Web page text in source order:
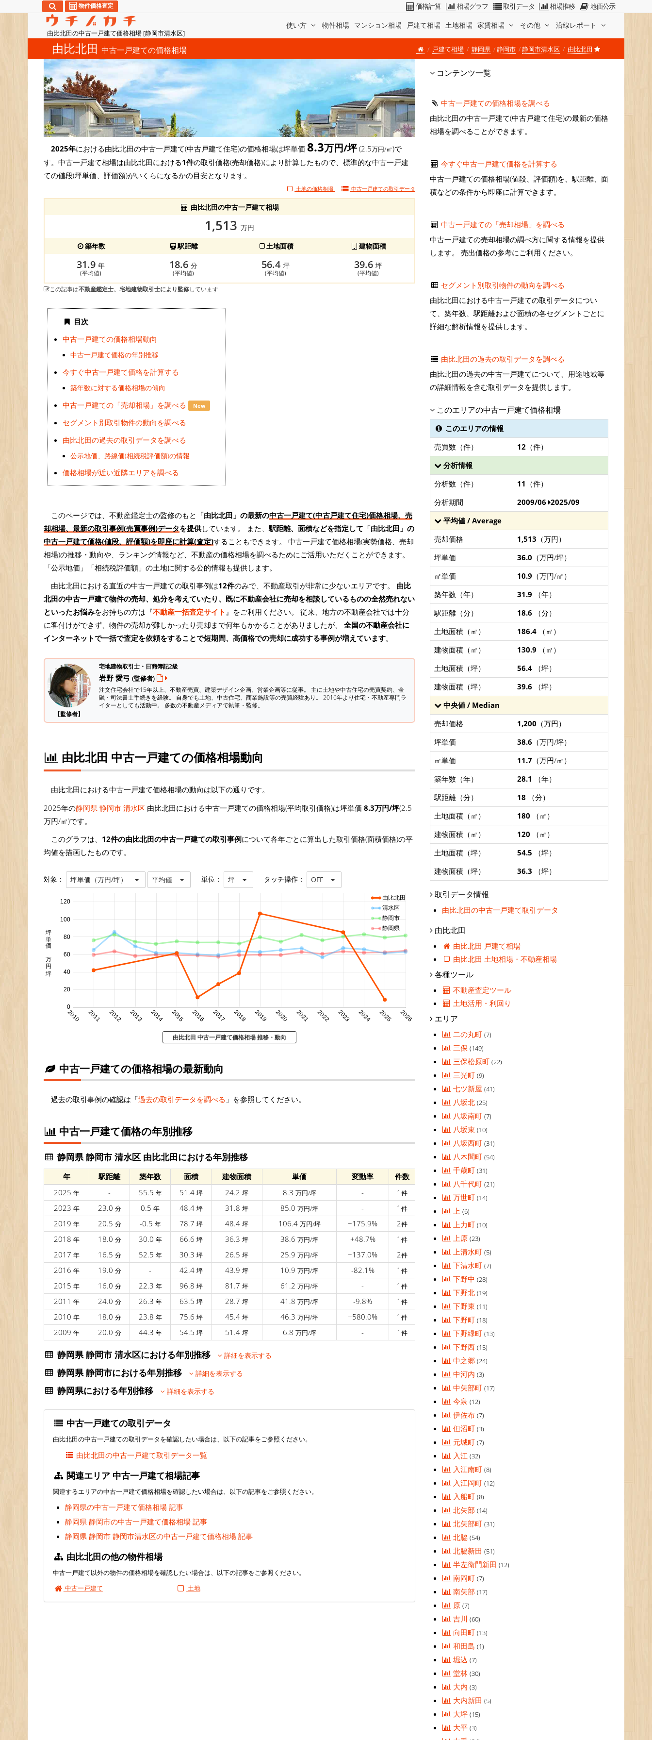
由比北田の中古一戸建て価格相場 [静岡市清水区]
使い方 物件相場 マンション相場 戸建て相場 土地相場 家賃相場 その他 沿線レポート
物件価格査定 価格計算 相場グラフ 取引データ 相場推移 地価公示
由比北田 中古一戸建ての価格相場 戸建て相場 静岡県 静岡市 静岡市清水区 由比北田
2025年における由比北田の中古一戸建て(中古戸建て住宅)の価格相場は坪単価 8.3万円/坪(2.5万円/㎡)で
す。中古一戸建て相場は由比北田における1件の取引価格(売却価格)により計算したもので、標準的な中古一戸建
ての値段(坪単価、評価額)がいくらになるかの目安となります。
土地の価格相場 中古一戸建ての取引データ
由比北田の中古一戸建て相場
1,513 万円
築年数
駅距離 土地面積 建物面積
31.9年
(平均値)
18.6 分
(平均値)
56.4坪
(平均値)
39.6 坪
(平均値)
この記事は不動産鑑定士、宅地建物取引士により監修しています
目次
中古一戸建ての価格相場動向
中古一戸建て価格の年別推移
今すぐ中古一戸建て価格を計算する
築年数に対する価格相場の傾向
中古一戸建ての「売却相場」を調べる New
セグメント別取引物件の動向を調べる
由比北田の過去の取引データを調べる
公示地価、路線価(相続税評価額)の情報
価格相場が近い近隣エリアを調べる
このページでは、不動産鑑定士の監修のもと 「由比北田」の最新の中古一戸建て(中古戸建て住宅)価格相場、売
却相場、最新の取引事例(売買事例)データを提供しています。 また、 駅距離、面積などを指定して「由比北田」の
中古一戸建て価格(値段、評価額)を即座に計算(査定)することもできます。 中古一戸建て価格相場(実勢価格、売却
相場)の推移・動向や、ランキング情報など、不動産の価格相場を調べるためにご活用いただくことができます。
「公示地価」「相続税評価額」の土地に関する公的情報も提供します。
由比北田における直近の中古一戸建ての取引事例は12件のみで、不動産取引が非常に少ないエリアです。 由比
北田の中古一戸建て物件の売却、処分を考えていたり、既に不動産会社に売却を相談しているものの全然売れない
といったお悩みをお持ちの方は『不動産一括査定サイト 』をご利用ください。 従来、地方の不動産会社では十分
に客付けができず、物件の売却が難しかったり売却まで何年もかかることがありましたが、 全国の不動産会社に
インターネットで一括で査定を依頼をすることで短期間、高価格での売却に成功する事例が増えています。
【監修者】
宅地建物取引士・日商簿記2級
岩野 愛弓 (監修者)
注文住宅会社で15年以上、不動産売買、建築デザイン企画、営業企画等に従事。 主に土地や中古住宅の売買契約、金
融・司法書士手続きを経験。 自身でも土地、中古住宅、商業施設等の売買経験あり。 2016年より住宅・不動産専門ラ
イターとしても活動中。 多数の不動産メディアで執筆・監修。
由比北田 中古一戸建ての価格相場動向
由比北田における中古一戸建て価格相場の動向は以下の通りです。
2025年の静岡県 静岡市 清水区 由比北田における中古一戸建ての価格相場(平均取引価格)は坪単価 8.3万円/坪(2.5
万円/㎡)です。
このグラフは、 12件の由比北田の中古一戸建ての取引事例について各年ごとに算出した取引価格(面積価格)の平
均値を描画したものです。
対象： 坪単価（万円/坪） 平均値 単位： 坪 タッチ操作： OFF
2010 2011 2012 2013 2014 2015 2016 2017 2018 2019 2020 2021 2022 2023 2024 2025 2026
0
20
40
60
80
100
120
坪単価 万円/坪
由比北田
清水区
静岡市
静岡県
由比北田 中古一戸建て価格相場 推移・動向
中古一戸建ての価格相場の最新動向
過去の取引事例の確認は「過去の取引データを調べる 」を参照してください。
中古一戸建て価格の年別推移
静岡県 静岡市 清水区 由比北田における年別推移
年 駅距離 築年数 面積 建物面積 単価 変動率
件数
2025 年 - 55.5 年 51.4 坪 24.2 坪 8.3 万円/坪 - 1 件
2023 年 23.0 分 0.5 年 48.4 坪 31.8 坪 85.0 万円/坪 - 1 件
2019 年 20.5 分 -0.5 年 78.7 坪 48.4 坪 106.4 万円/坪 +175.9% 2件
2018 年 18.0 分 30.0 年 66.6 坪 36.3 坪 38.6 万円/坪 +48.7% 1 件
2017 年 16.5 分 52.5 年 30.3 坪 26.5 坪 25.9 万円/坪 +137.0% 2件
2016 年 19.0 分 - 42.4 坪 43.9 坪 10.9 万円/坪 -82.1% 1 件
2015 年 16.0 分 22.3 年 96.8 坪 81.7 坪 61.2 万円/坪 - 1 件
2011 年 24.0 分 26.3 年 63.5 坪 28.7 坪 41.8 万円/坪 -9.8% 1 件
2010 年 18.0 分 23.8 年 75.6 坪 45.4 坪 46.3 万円/坪 +580.0% 1 件
2009 年 20.0 分 44.3 年 54.5 坪 51.4 坪 6.8 万円/坪 - 1 件
静岡県 静岡市 清水区における年別推移 詳細を表示する
静岡県 静岡市における年別推移 詳細を表示する
静岡県における年別推移 詳細を表示する
中古一戸建ての取引データ
由比北田の中古一戸建ての取引データを確認したい場合は、以下の記事をご参照ください。
由比北田の中古一戸建て取引データ一覧
関連エリア 中古一戸建て相場記事
関連するエリアの中古一戸建て価格相場を確認したい場合は、以下の記事をご参照ください。
静岡県の中古一戸建て価格相場 記事
静岡県 静岡市の中古一戸建て価格相場 記事
静岡県 静岡市 静岡市清水区の中古一戸建て価格相場 記事
由比北田の他の物件相場
中古一戸建て以外の物件の価格相場を確認したい場合は、以下の記事をご参照ください。
中古一戸建て
土地
コンテンツ一覧
中古一戸建ての価格相場を調べる
由比北田の中古一戸建て(中古戸建て住宅)の最新の価格
相場を調べることができます。
今すぐ中古一戸建て価格を計算する
中古一戸建ての価格相場(値段、評価額)を、駅距離、面
積などの条件から即座に計算できます。
中古一戸建ての「売却相場」を調べる
中古一戸建ての売却相場の調べ方に関する情報を提供
します。 売出価格の参考にご利用ください。
セグメント別取引物件の動向を調べる
由比北田における中古一戸建ての取引データについ
て、築年数、駅距離および面積の各セグメントごとに
詳細な解析情報を提供します。
由比北田の過去の取引データを調べる
由比北田の過去の中古一戸建てについて、用途地域等
の詳細情報を含む取引データを提供します。
このエリアの中古一戸建て価格相場
このエリアの情報
売買数（件）
12 （件）
分析情報
分析数（件）
11 （件）
分析期間
2009/06 2025/09
平均値 / Average
売却価格
1,513 （万円）
坪単価
36.0 （万円/坪）
㎡単価
10.9 （万円/㎡）
築年数（年）
31.9 （年）
駅距離（分）
18.6 （分）
土地面積（㎡）
186.4 （㎡）
建物面積（㎡）
130.9 （㎡）
土地面積（坪）
56.4 （坪）
建物面積（坪）
39.6 （坪）
中央値 / Median
売却価格
1,200 （万円）
坪単価
38.6 （万円/坪）
㎡単価
11.7 （万円/㎡）
築年数（年）
28.1 （年）
駅距離（分）
18 （分）
土地面積（㎡）
180 （㎡）
建物面積（㎡）
120 （㎡）
土地面積（坪）
54.5 （坪）
建物面積（坪）
36.3 （坪）
取引データ情報
由比北田の中古一戸建て取引データ
由比北田
由比北田 戸建て相場
由比北田 土地相場・不動産相場
各種ツール
不動産査定ツール
土地活用・利回り
エリア
二の丸町(7)
三保(149)
三保松原町(22)
三光町(9)
七ツ新屋(41)
八坂北(25)
八坂南町(7)
八坂東(10)
八坂西町(31)
八木間町(54)
千歳町(31)
八千代町(21)
万世町(14)
上(6)
上力町(10)
上原(23)
上清水町(5)
下清水町(7)
下野中(28)
下野北(19)
下野東(11)
下野町(18)
下野緑町(13)
下野西(15)
中之郷(24)
中河内(3)
中矢部町(17)
今泉(12)
伊佐布(7)
但沼町(3)
元城町(7)
入江(32)
入江南町(8)
入江岡町(12)
入船町(8)
北矢部(14)
北矢部町(31)
北脇(54)
北脇新田(51)
半左衛門新田(12)
南岡町(7)
南矢部(17)
原(7)
吉川(60)
向田町(13)
和田島(1)
堀込(7)
堂林(30)
大内(3)
大内新田(5)
大坪(15)
大平(3)